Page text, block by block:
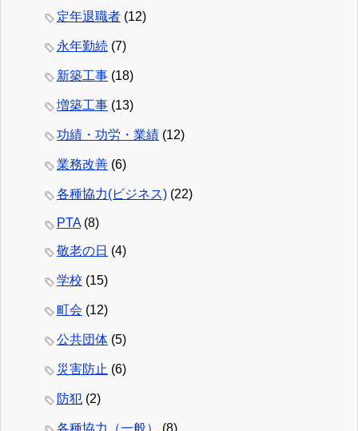
定年退職者 (12)
永年勤続 (7)
新築工事 (18)
増築工事 (13)
功績・功労・業績 (12)
業務改善 (6)
各種協力(ビジネス) (22)
PTA(8)
敬老の日 (4)
学校 (15)
町会 (12)
公共団体 (5)
災害防止 (6)
防犯 (2)